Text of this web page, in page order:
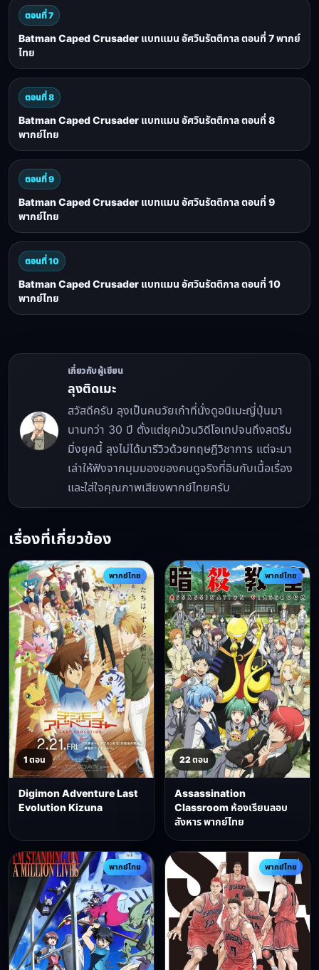
ตอนที่ 7
Batman Caped Crusader แบทแมน อัศวินรัตติกาล ตอนที่ 7 พากย์
ไทย
ตอนที่ 8
Batman Caped Crusader แบทแมน อัศวินรัตติกาล ตอนที่ 8
พากย์ไทย
ตอนที่ 9
Batman Caped Crusader แบทแมน อัศวินรัตติกาล ตอนที่ 9
พากย์ไทย
ตอนที่ 10
Batman Caped Crusader แบทแมน อัศวินรัตติกาล ตอนที่ 10
พากย์ไทย
เกี่ยวกับผู้เขียน
ลุงติดเมะ
สวัสดีครับ ลุงเป็นคนวัยเก๋าที่นั่งดูอนิเมะญี่ปุ่นมา
นานกว่า 30 ปี ตั้งแต่ยุคม้วนวิดีโอเทปจนถึงสตรีม
มิ่งยุคนี้ ลุงไม่ได้มารีวิวด้วยทฤษฎีวิชาการ แต่จะมา
เล่าให้ฟังจากมุมมองของคนดูจริงที่อินกับเนื้อเรื่อง
และใส่ใจคุณภาพเสียงพากย์ไทยครับ
เรื่องที่เกี่ยวข้อง
พากย์ไทย
1 ตอน
Digimon Adventure Last
Evolution Kizuna
พากย์ไทย
22 ตอน
Assassination
Classroom ห้องเรียนลอบ
สังหาร พากย์ไทย
พากย์ไทย พากย์ไทย